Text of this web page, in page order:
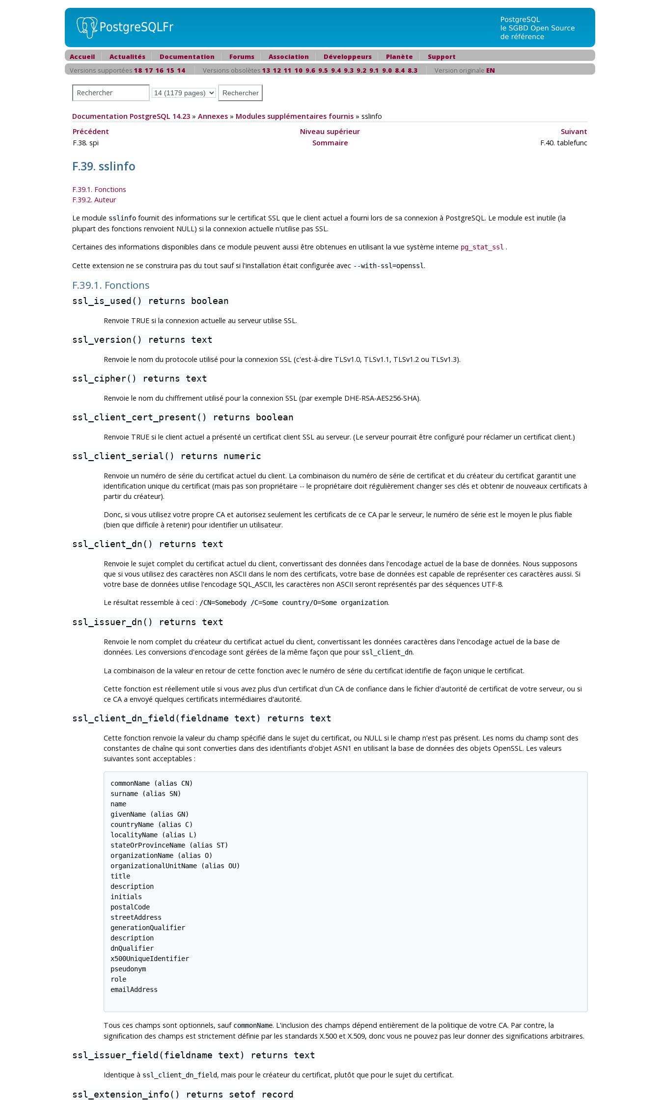
Accueil Actualités Documentation Forums Association Développeurs Planète
Support
Versions supportées 18 17 16 15 14 Versions obsolètes 13 12 11 10 9.6 9.5 9.4 9.3 9.2 9.1 9.0 8.4 8.3 Version originale EN
Documentation PostgreSQL 14.23 » Annexes » Modules supplémentaires fournis » sslinfo
Précédent
Niveau supérieur
Suivant
F.38. spi
Sommaire F.40. tablefunc
F.39. sslinfo
F.39.1. Fonctions
F.39.2. Auteur
Le module sslinfo fournit des informations sur le certificat SSL que le client actuel a fourni lors de sa connexion à PostgreSQL. Le module est inutile (la
plupart des fonctions renvoient NULL) si la connexion actuelle n'utilise pas SSL.
Certaines des informations disponibles dans ce module peuvent aussi être obtenues en utilisant la vue système interne pg_stat_ssl .
Cette extension ne se construira pas du tout sauf si l'installation était configurée avec --with-ssl=openssl.
F.39.1. Fonctions
ssl_is_used() returns boolean
Renvoie TRUE si la connexion actuelle au serveur utilise SSL.
ssl_version() returns text
Renvoie le nom du protocole utilisé pour la connexion SSL (c'est-à-dire TLSv1.0, TLSv1.1, TLSv1.2 ou TLSv1.3).
ssl_cipher() returns text
Renvoie le nom du chiffrement utilisé pour la connexion SSL (par exemple DHE-RSA-AES256-SHA).
ssl_client_cert_present() returns boolean
Renvoie TRUE si le client actuel a présenté un certificat client SSL au serveur. (Le serveur pourrait être configuré pour réclamer un certificat client.)
ssl_client_serial() returns numeric
Renvoie un numéro de série du certificat actuel du client. La combinaison du numéro de série de certificat et du créateur du certificat garantit une
identification unique du certificat (mais pas son propriétaire -- le propriétaire doit régulièrement changer ses clés et obtenir de nouveaux certificats à
partir du créateur).
Donc, si vous utilisez votre propre CA et autorisez seulement les certificats de ce CA par le serveur, le numéro de série est le moyen le plus fiable
(bien que difficile à retenir) pour identifier un utilisateur.
ssl_client_dn() returns text
Renvoie le sujet complet du certificat actuel du client, convertissant des données dans l'encodage actuel de la base de données. Nous supposons
que si vous utilisez des caractères non ASCII dans le nom des certificats, votre base de données est capable de représenter ces caractères aussi. Si
votre base de données utilise l'encodage SQL_ASCII, les caractères non ASCII seront représentés par des séquences UTF-8.
Le résultat ressemble à ceci : /CN=Somebody /C=Some country/O=Some organization.
ssl_issuer_dn() returns text
Renvoie le nom complet du créateur du certificat actuel du client, convertissant les données caractères dans l'encodage actuel de la base de
données. Les conversions d'encodage sont gérées de la même façon que pour ssl_client_dn.
La combinaison de la valeur en retour de cette fonction avec le numéro de série du certificat identifie de façon unique le certificat.
Cette fonction est réellement utile si vous avez plus d'un certificat d'un CA de confiance dans le fichier d'autorité de certificat de votre serveur, ou si
ce CA a envoyé quelques certificats intermédiaires d'autorité.
ssl_client_dn_field(fieldname text) returns text
Cette fonction renvoie la valeur du champ spécifié dans le sujet du certificat, ou NULL si le champ n'est pas présent. Les noms du champ sont des
constantes de chaîne qui sont converties dans des identifiants d'objet ASN1 en utilisant la base de données des objets OpenSSL. Les valeurs
suivantes sont acceptables :
commonName (alias CN)
surname (alias SN)
name
givenName (alias GN)
countryName (alias C)
localityName (alias L)
stateOrProvinceName (alias ST)
organizationName (alias O)
organizationalUnitName (alias OU)
title
description
initials
postalCode
streetAddress
generationQualifier
description
dnQualifier
x500UniqueIdentifier
pseudonym
role
emailAddress
Tous ces champs sont optionnels, sauf commonName. L'inclusion des champs dépend entièrement de la politique de votre CA. Par contre, la
signification des champs est strictement définie par les standards X.500 et X.509, donc vous ne pouvez pas leur donner des significations arbitraires.
ssl_issuer_field(fieldname text) returns text
Identique à ssl_client_dn_field, mais pour le créateur du certificat, plutôt que pour le sujet du certificat.
ssl_extension_info() returns setof record